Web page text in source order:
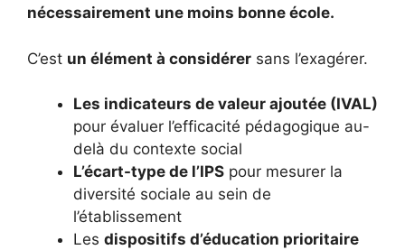
nécessairement une moins bonne école.
C’est un élément à considérer sans l’exagérer.
Les indicateurs de valeur ajoutée (IVAL)
pour évaluer l’efficacité pédagogique au-
delà du contexte social
L’écart-type de l’IPS pour mesurer la
diversité sociale au sein de
l’établissement
Les dispositifs d’éducation prioritaire